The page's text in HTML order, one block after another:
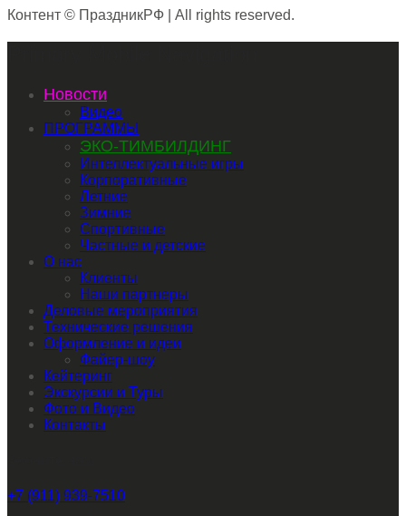
Контент © ПраздникРФ | All rights reserved.
Новости
Видео
ПРОГРАММЫ
ЭКО-ТИМБИЛДИНГ
Интеллектуальные игры
Корпоративные
Летние
Зимние
Спортивные
Частные и детские
О нас
Клиенты
Наши партнеры
Деловые мероприятия
Технические решения
Оформление и идеи
Файер-шоу
Кейтеринг
Экскурсии и Туры
Фото и Видео
Контакты
+7 (911) 939-7510